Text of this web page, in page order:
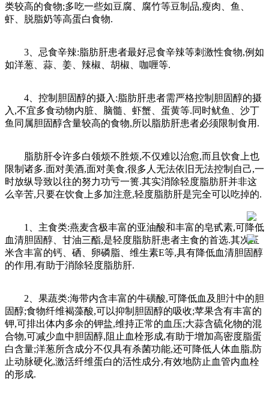
类较高的食物;多吃一些如豆腐、腐竹等豆制品,瘦肉、鱼、
虾、脱脂奶等高蛋白食物.
3、忌食辛辣:脂肪肝患者最好忌食辛辣等刺激性食物,例如
如洋葱、蒜、姜、辣椒、胡椒、咖喱等.
4、控制胆固醇的摄入:脂肪肝患者需严格控制胆固醇的摄
入,不宜多食动物内脏、脑髓、虾蟹、蛋黄等.同时鱿鱼、沙丁
鱼同属胆固醇含量较高的食物,所以脂肪肝患者必须限制食用.
脂肪肝令许多白领烦不胜烦,不仅难以治愈,而且饮食上也
限制诸多.面对美酒,面对美食,很多人无法依旧无法控制自己,一
时放纵导致以往的努力功亏一篑.其实消除轻度脂肪肝并非这
么辛苦,只要在饮食上多加注意,轻度脂肪肝是完全可以吃掉的.
1、主食类:燕麦含极丰富的亚油酸和丰富的皂甙素,可降低
血清胆固醇、甘油三酯,是轻度脂肪肝患者主食的首选.其次玉
米含丰富的钙、硒、卵磷脂、维生素E等,具有降低血清胆固醇
的作用,有助于消除轻度脂肪肝.
2、果蔬类:海带内含丰富的牛磺酸,可降低血及胆汁中的胆
固醇;食物纤维褐藻酸,可以抑制胆固醇的吸收;苹果含有丰富的
钾,可排出体内多余的钾盐,维持正常的血压;大蒜含硫化物的混
合物,可减少血中胆固醇,阻止血栓形成,有助于增加高密度脂蛋
白含量;洋葱所含成分不仅具有杀菌功能,还可降低人体血脂,防
止动脉硬化,激活纤维蛋白的活性成分,有效地防止血管内血栓
的形成.